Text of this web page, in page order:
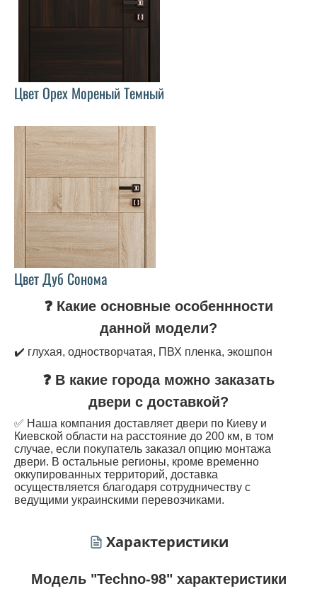
Цвет Орех Мореный Темный
Цвет Дуб Сонома
❓ Какие основные особеннности
данной модели?
✔️ глухая, одностворчатая, ПВХ пленка, экошпон
❓ В какие города можно заказать
двери с доставкой?
✅ Наша компания доставляет двери по Киеву и
Киевской области на расстояние до 200 км, в том
случае, если покупатель заказал опцию монтажа
двери. В остальные регионы, кроме временно
оккупированных территорий, доставка
осуществляется благодаря сотрудничеству с
ведущими украинскими перевозчиками.
Характеристики
Модель "Techno-98" характеристики